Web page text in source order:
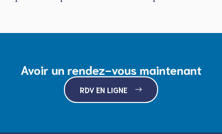
Avoir un rendez-vous maintenant
RDV EN LIGNE